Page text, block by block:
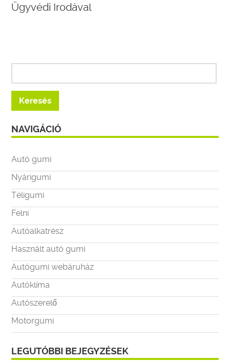
Ügyvédi Irodával
NAVIGÁCIÓ
Autó gumi
Nyárigumi
Téligumi
Felni
Autóalkatrész
Használt autó gumi
Autógumi webáruház
Autóklíma
Autószerelő
Motorgumi
LEGUTÓBBI BEJEGYZÉSEK